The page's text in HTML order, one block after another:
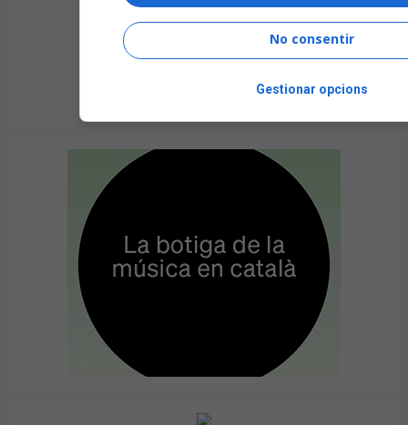
No consentir
Gestionar opcions